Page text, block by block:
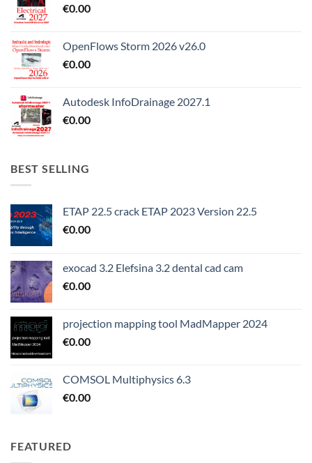
€0.00
OpenFlows Storm 2026 v26.0
€0.00
Autodesk InfoDrainage 2027.1
€0.00
BEST SELLING
ETAP 22.5 crack ETAP 2023 Version 22.5
€0.00
exocad 3.2 Elefsina 3.2 dental cad cam
€0.00
projection mapping tool MadMapper 2024
€0.00
COMSOL Multiphysics 6.3
€0.00
FEATURED